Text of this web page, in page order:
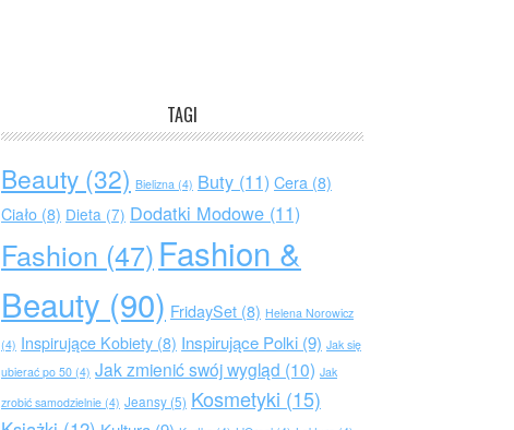
TAGI
Beauty (32) Bielizna (4) Buty (11) Cera (8)
Ciało (8) Dieta (7) Dodatki Modowe (11)
Fashion (47)Fashion &
Beauty (90) FridaySet (8) Helena Norowicz
(4) Inspirujące Kobiety (8) Inspirujące Polki (9) Jak się
ubierać po 50 (4) Jak zmienić swój wygląd (10) Jak
zrobić samodzielnie (4) Jeansy (5) Kosmetyki (15)